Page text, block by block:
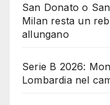
San Donato o
Milan resta un
allungano
Serie B 2026:
Lombardia nel